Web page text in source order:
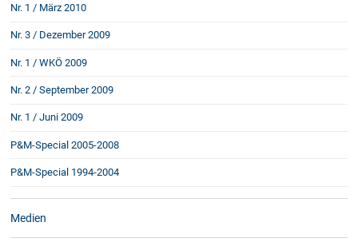
Nr. 1 / März 2010
Nr. 3 / Dezember 2009
Nr. 1 / WKÖ 2009
Nr. 2 / September 2009
Nr. 1 / Juni 2009
P&M-Special 2005-2008
P&M-Special 1994-2004
Medien